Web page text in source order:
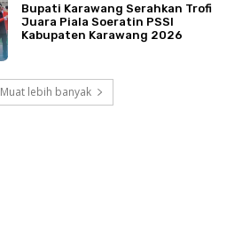
Bupati Karawang Serahkan Trofi
Juara Piala Soeratin PSSI
Kabupaten Karawang 2026
Muat lebih banyak